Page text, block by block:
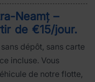
Neamț –
de €15/jour.
dépôt, sans carte
incluse. Vous
de notre flotte,